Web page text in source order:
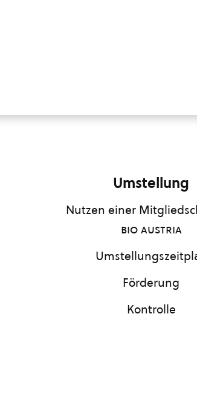
Umstellung
Nutzen einer
bio austria
Förderung
Kontrolle